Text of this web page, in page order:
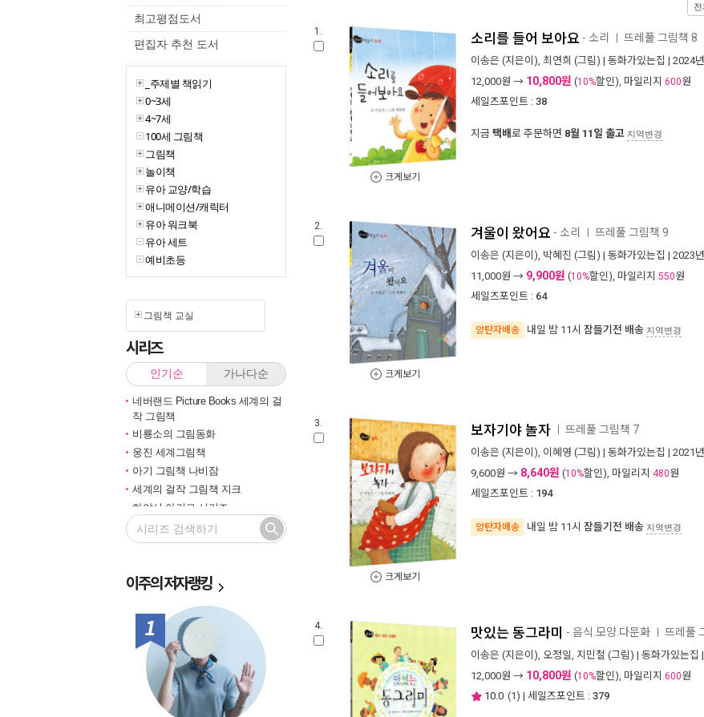
최고평점도서
편집자 추천 도서
_주제별 책읽기
0~3세
4~7세
100세 그림책
그림책
놀이책
유아 교양/학습
애니메이션/캐릭터
유아 워크북
유아 세트
예비초등
그림책 교실
시리즈
인기순 가나다순
네버랜드 Picture Books 세계의 걸
작 그림책
비룡소의 그림동화
웅진 세계그림책
아기 그림책 나비잠
세계의 걸작 그림책 지크
하야시 아키코 시리즈
길벗 기적의 학습법
마루벌의 좋은 그림책
민들레 그림책
비룡소 창작그림책
전통문화 그림책 솔거나라
베틀북 그림책
그림책은 내 친구
미래그림책
비룡소 전래동화
이주의저자랭킹
1위
1.
크게보기
소리를 들어 보아요 - 소리 뜨레풀 그림책 8
이송은 (지은이), 최연희 (그림) | 동화가있는집 | 2024
12,000원 → 10,800원 (10%할인), 마일리지 600원
세일즈포인트 : 38
지금 택배로 주문하면 8월 11일 출고 지역변경
2.
크게보기
겨울이 왔어요 - 소리 뜨레풀 그림책 9
이송은 (지은이), 박혜진 (그림) | 동화가있는집 | 2023
11,000원 → 9,900원 (10%할인), 마일리지 550원
세일즈포인트 : 64
양탄자배송 내일 밤 11시 잠들기전 배송 지역변경
3.
크게보기
보자기야 놀자 뜨레풀 그림책 7
이송은 (지은이), 이혜영 (그림) | 동화가있는집 | 2021
9,600원 → 8,640원 (10%할인), 마일리지 480원
세일즈포인트 : 194
양탄자배송 내일 밤 11시 잠들기전 배송 지역변경
4. 맛있는 동그라미 - 음식.모양.다문화 뜨레풀
이송은 (지은이), 오정일, 지민철 (그림) | 동화가있는집
12,000원 → 10,800원 (10%할인), 마일리지 600원
10.0 (1) | 세일즈포인트 : 379